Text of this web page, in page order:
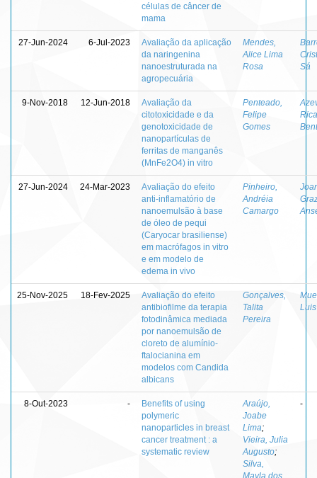
células de câncer de
mama
27-Jun-2024 6-Jul-2023
Avaliação da aplicação
da naringenina
nanoestruturada na
agropecuária
Mendes,
Alice Lima
Rosa
Sá
9-Nov-2018 12-Jun-2018
Avaliação da
citotoxicidade e da
genotoxicidade de
nanopartículas de
ferritas de manganês
(MnFe2O4) in vitro
Penteado,
Felipe
Gomes
27-Jun-2024 24-Mar-2023
Avaliação do efeito
anti-inflamatório de
nanoemulsão à base
de óleo de pequi
(Caryocar brasiliense)
em macrófagos in vitro
e em modelo de
edema in vivo
Pinheiro,
Andréia
Camargo
25-Nov-2025 18-Fev-2025
Avaliação do efeito
antibiofilme da terapia
fotodinâmica mediada
por nanoemulsão de
cloreto de alumínio-
ftalocianina em
modelos com Candida
albicans
Gonçalves,
Talita
Pereira
8-Out-2023 -
Benefits of using
polymeric
nanoparticles in breast
cancer treatment : a
systematic review
Araújo,
Joabe
Lima;
Vieira, Julia
Augusto;
Silva,
Mayla dos
-